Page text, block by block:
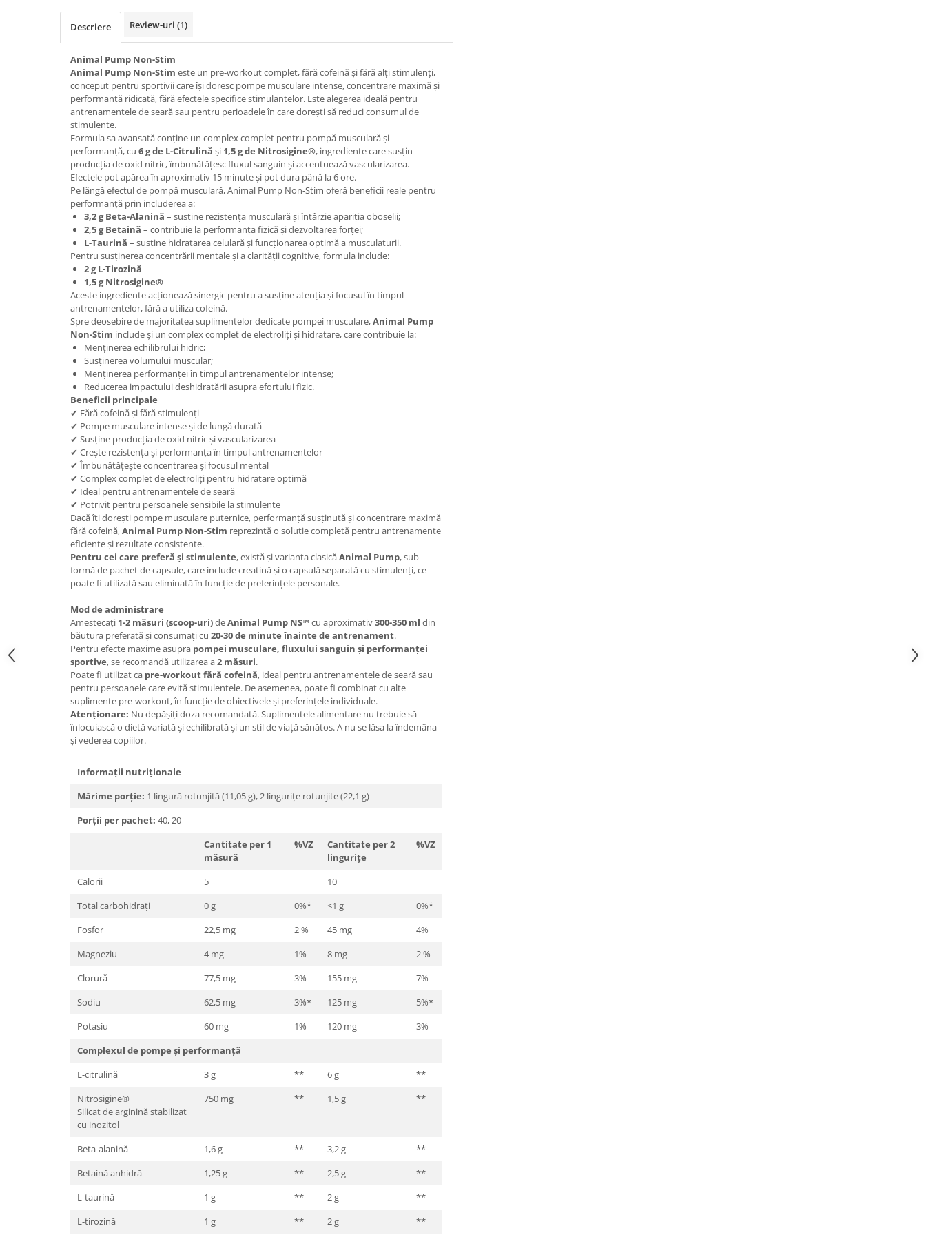
PerfectShaker
Power System
Puritan`s Pride
Raw Nutrition
Rich Piana 5% Nutrition
Skill Nutrition
Under Armour
Descriere Review-uri (1)
Animal Pump Non-Stim
Animal Pump Non-Stim este un pre-workout complet, fără cofeină și fără alți stimulenți,
conceput pentru sportivii care își doresc pompe musculare intense, concentrare maximă și
performanță ridicată, fără efectele specifice stimulantelor. Este alegerea ideală pentru
antrenamentele de seară sau pentru perioadele în care dorești să reduci consumul de
stimulente.
Formula sa avansată conține un complex complet pentru pompă musculară și
performanță, cu 6 g de L-Citrulină și 1,5 g de Nitrosigine®, ingrediente care susțin
producția de oxid nitric, îmbunătățesc fluxul sanguin și accentuează vascularizarea.
Efectele pot apărea în aproximativ 15 minute și pot dura până la 6 ore.
Pe lângă efectul de pompă musculară, Animal Pump Non-Stim oferă beneficii reale pentru
performanță prin includerea a:
3,2 g Beta-Alanină – susține rezistența musculară și întârzie apariția oboselii;
2,5 g Betaină – contribuie la performanța fizică și dezvoltarea forței;
L-Taurină – susține hidratarea celulară și funcționarea optimă a musculaturii.
Pentru susținerea concentrării mentale și a clarității cognitive, formula include:
2 g L-Tirozină
1,5 g Nitrosigine®
Aceste ingrediente acționează sinergic pentru a susține atenția și focusul în timpul
antrenamentelor, fără a utiliza cofeină.
Spre deosebire de majoritatea suplimentelor dedicate pompei musculare,Animal Pump
Non-Stim include și un complex complet de electroliți și hidratare, care contribuie la:
Menținerea echilibrului hidric;
Susținerea volumului muscular;
Menținerea performanței în timpul antrenamentelor intense;
Reducerea impactului deshidratării asupra efortului fizic.
Beneficii principale
✔ Fără cofeină și fără stimulenți
✔ Pompe musculare intense și de lungă durată
✔ Susține producția de oxid nitric și vascularizarea
✔ Crește rezistența și performanța în timpul antrenamentelor
✔ Îmbunătățește concentrarea și focusul mental
✔ Complex complet de electroliți pentru hidratare optimă
✔ Ideal pentru antrenamentele de seară
✔ Potrivit pentru persoanele sensibile la stimulente
Dacă îți dorești pompe musculare puternice, performanță susținută și concentrare maximă
fără cofeină,Animal Pump Non-Stim reprezintă o soluție completă pentru antrenamente
eficiente și rezultate consistente.
Pentru cei care preferă și stimulente, există și varianta clasicăAnimal Pump, sub
formă de pachet de capsule, care include creatină și o capsulă separată cu stimulenți, ce
poate fi utilizată sau eliminată în funcție de preferințele personale.
Mod de administrare
Amestecați 1-2 măsuri (scoop-uri)deAnimal Pump NS™ cu aproximativ300-350 ml din
băutura preferată și consumați cu 20-30 de minute înainte de antrenament.
Pentru efecte maxime asupra pompei musculare, fluxului sanguin și performanței
sportive, se recomandă utilizarea a2 măsuri.
Poate fi utilizat ca pre-workout fără cofeină, ideal pentru antrenamentele de seară sau
pentru persoanele care evită stimulentele. De asemenea, poate fi combinat cu alte
suplimente pre-workout, în funcție de obiectivele și preferințele individuale.
Atenționare: Nu depășiți doza recomandată. Suplimentele alimentare nu trebuie să
înlocuiască o dietă variată și echilibrată și un stil de viață sănătos. A nu se lăsa la îndemâna
și vederea copiilor.
Informații nutriționale
Mărime porție: 1 lingură rotunjită (11,05 g), 2 lingurițe rotunjite (22,1 g)
Porții per pachet: 40, 20
Cantitate per 1
măsură
%VZ
Cantitate per 2
lingurițe
%VZ
Calorii 5
10
Total carbohidrați
0 g 0%* <1 g
0%*
Fosfor
22,5 mg 2 % 45 mg
4%
Magneziu
4 mg 1% 8 mg
2 %
Clorură
77,5 mg 3% 155 mg
7%
Sodiu
62,5 mg 3%* 125 mg
5%*
Potasiu
60 mg 1% 120 mg
3%
Complexul de pompe și performanță
L-citrulină
3 g ** 6 g
**
Nitrosigine®
Silicat de arginină stabilizat
cu inozitol
750 mg ** 1,5 g **
Beta-alanină 1,6 g ** 3,2 g
**
Betaină anhidră
1,25 g ** 2,5 g
**
L-taurină
1 g ** 2 g
**
L-tirozină
1 g ** 2 g **